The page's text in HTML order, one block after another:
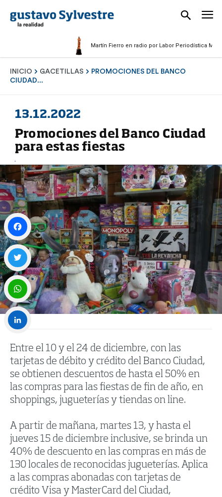
Martín Fierro en radio por Labor Periodística Masculina
INICIO GACETILLAS
PROMOCIONES DEL BANCO
CIUDAD...
13.12.2022
Promociones del Banco Ciudad
para estas fiestas
Entre el 10 y el 24 de diciembre, con las
tarjetas de débito y crédito del Banco Ciudad,
se obtienen descuentos de hasta el 50% en
las compras para las fiestas de fin de año, en
shoppings, jugueterías y tiendas on line.
A partir de mañana, martes 13, y hasta el
jueves 15 de diciembre inclusive, se brinda un
40% de descuento en las compras en más de
130 locales de reconocidas jugueterías. Aplica
a las compras abonadas con tarjetas de
crédito Visa y MasterCard del Ciudad,
Facebook
Twitter
WhatsApp